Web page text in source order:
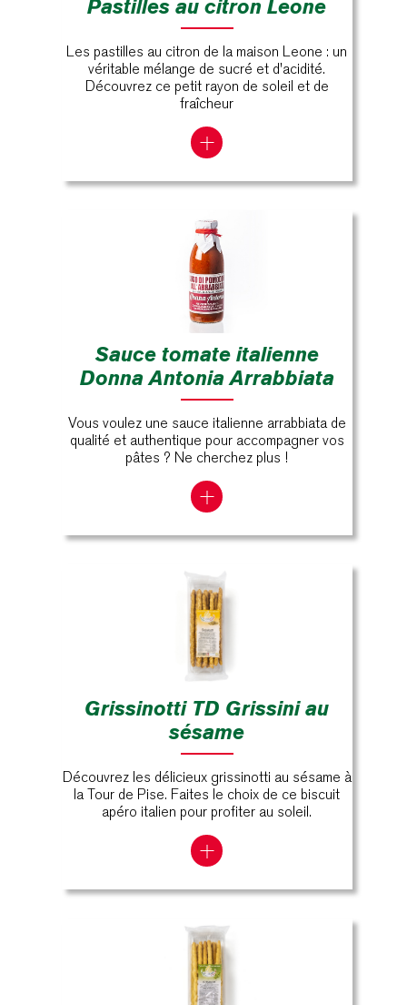
Pastilles au citron Leone
Les pastilles au citron de la maison Leone : un
véritable mélange de sucré et d'acidité.
Découvrez ce petit rayon de soleil et de
fraîcheur
Sauce tomate italienne
Donna Antonia Arrabbiata
Vous voulez une sauce italienne arrabbiata de
qualité et authentique pour accompagner vos
pâtes ? Ne cherchez plus !
Grissinotti TD Grissini au
sésame
Découvrez les délicieux grissinotti au sésame à
la Tour de Pise. Faites le choix de ce biscuit
apéro italien pour profiter au soleil.